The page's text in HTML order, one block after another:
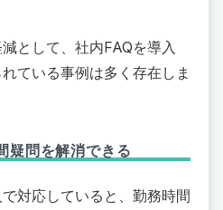
として、社内FAQを導入
ている事例は多く存在しま
疑問を解消できる
対応していると、勤務時間